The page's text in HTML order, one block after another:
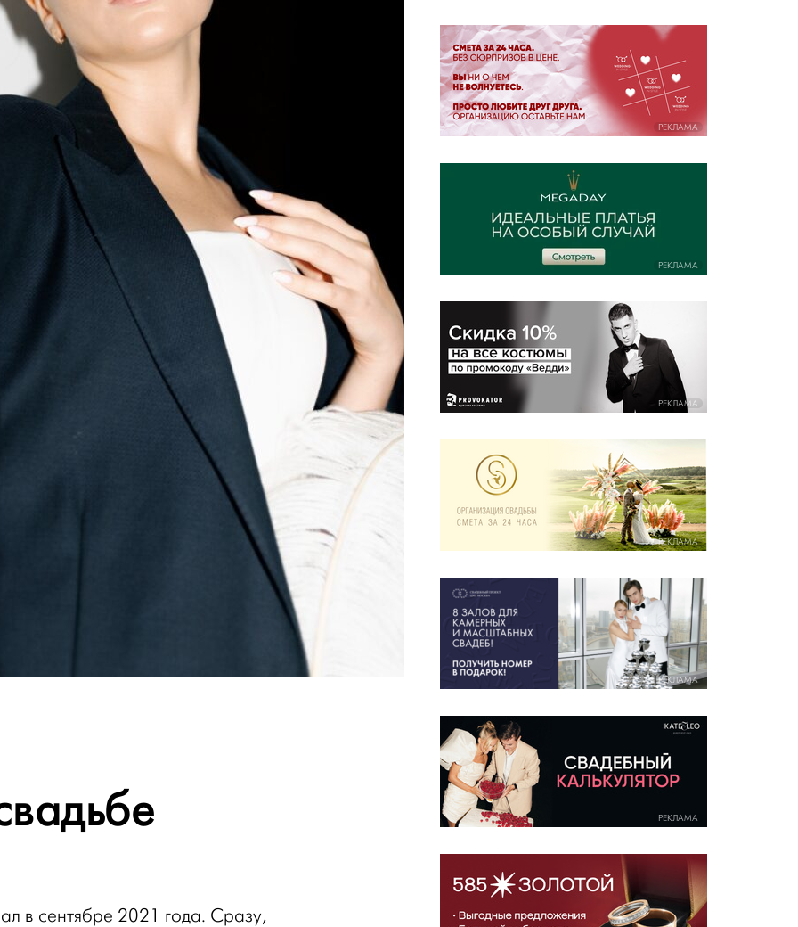
в сентябре 2021 года. Сразу,
РЕКЛАМА
РЕКЛАМА
РЕКЛАМА
РЕКЛАМА
РЕКЛАМА
РЕКЛАМА